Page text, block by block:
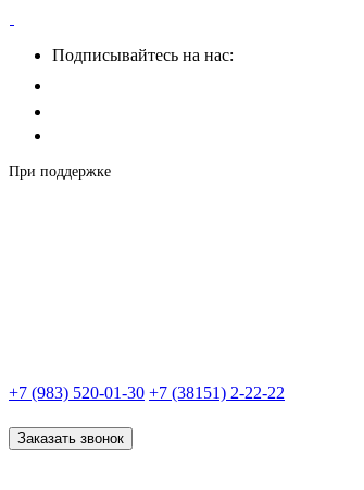
Подписывайтесь на нас:
При поддержке
+7 (983) 520-01-30 +7 (38151) 2-22-22
Заказать звонок